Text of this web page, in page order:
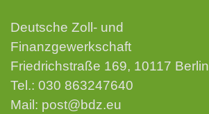
Deutsche Zoll- und
Finanzgewerkschaft
Friedrichstraße 169, 10117 Berlin
Tel.: 030 863247640
Mail: post@bdz.eu